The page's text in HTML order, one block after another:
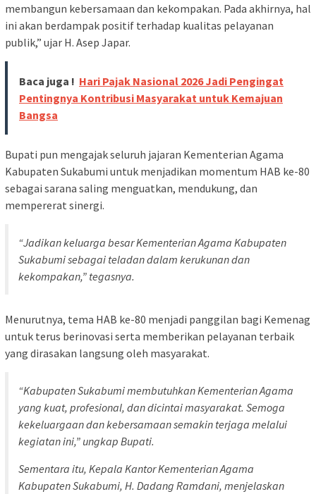
membangun kebersamaan dan kekompakan. Pada akhirnya, hal
ini akan berdampak positif terhadap kualitas pelayanan
publik,” ujar H. Asep Japar.
Baca juga ! Hari Pajak Nasional 2026 Jadi Pengingat
Pentingnya Kontribusi Masyarakat untuk Kemajuan
Bangsa
Bupati pun mengajak seluruh jajaran Kementerian Agama
Kabupaten Sukabumi untuk menjadikan momentum HAB ke-80
sebagai sarana saling menguatkan, mendukung, dan
mempererat sinergi.
“Jadikan keluarga besar Kementerian Agama Kabupaten
Sukabumi sebagai teladan dalam kerukunan dan
kekompakan,” tegasnya.
Menurutnya, tema HAB ke-80 menjadi panggilan bagi Kemenag
untuk terus berinovasi serta memberikan pelayanan terbaik
yang dirasakan langsung oleh masyarakat.
“Kabupaten Sukabumi membutuhkan Kementerian Agama
yang kuat, profesional, dan dicintai masyarakat. Semoga
kekeluargaan dan kebersamaan semakin terjaga melalui
kegiatan ini,” ungkap Bupati.
Sementara itu, Kepala Kantor Kementerian Agama
Kabupaten Sukabumi, H. Dadang Ramdani, menjelaskan